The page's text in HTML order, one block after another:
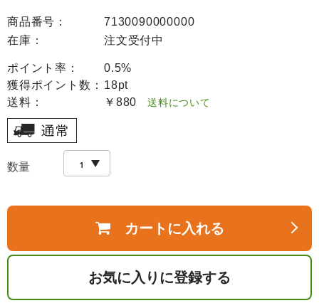
商品番号：
7130090000000
在庫：
注文受付中
ポイント率：
0.5%
獲得ポイント数： 18pt
送料：
￥880 送料について
数量
カートに入れる
お気に入りに登録する